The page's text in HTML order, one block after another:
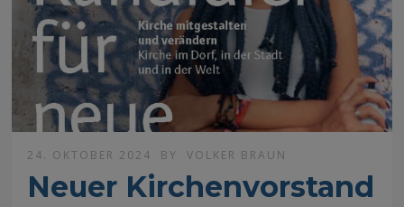
24. OKTOBER 2024 BY VOLKER BRAUN
Neuer Kirchenvorstand